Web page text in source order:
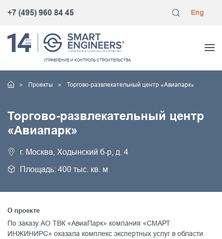
+7 (495) 960 84 45 Eng
УПРАВЛЕНИЕ И КОНТРОЛЬ СТРОИТЕЛЬСТВА
Проекты Торгово-развлекательный центр «Авиапарк»
Торгово-развлекательный центр
«Авиапарк»
г. Москва, Ходынский б-р, д. 4
Площадь: 400 тыс. кв. м
О проекте
По заказу АО ТВК «АвиаПарк» компания «СМАРТ
ИНЖИНИРС» оказала комплекс экспертных услуг в области